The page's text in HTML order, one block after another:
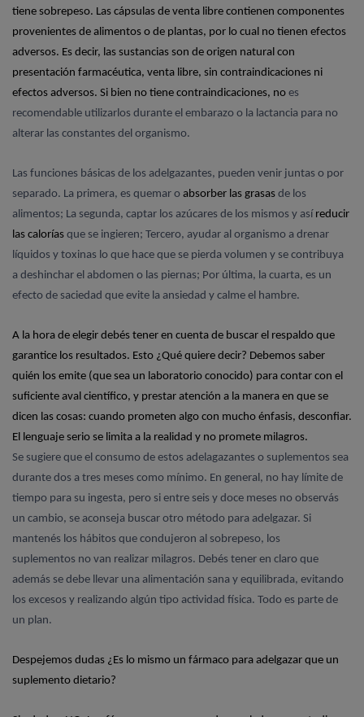
tiene sobrepeso. Las cápsulas de venta libre contienen componentes
provenientes de alimentos o de plantas, por lo cual no tienen efectos
adversos. Es decir, las sustancias son de origen natural con
presentación farmacéutica, venta libre, sin contraindicaciones ni
efectos adversos. Si bien no tiene contraindicaciones, no es
recomendable utilizarlos durante el embarazo o la lactancia para no
alterar las constantes del organismo.
Las funciones básicas de los adelgazantes, pueden venir juntas o por
separado. La primera, es quemar o absorber las grasas de los
alimentos; La segunda, captar los azúcares de los mismos y así reducir
las calorías que se ingieren; Tercero, ayudar al organismo a drenar
líquidos y toxinas lo que hace que se pierda volumen y se contribuya
a deshinchar el abdomen o las piernas; Por última, la cuarta, es un
efecto de saciedad que evite la ansiedad y calme el hambre.
A la hora de elegir debés tener en cuenta de buscar el respaldo que
garantice los resultados. Esto ¿Qué quiere decir? Debemos saber
quién los emite (que sea un laboratorio conocido) para contar con el
suficiente aval científico, y prestar atención a la manera en que se
dicen las cosas: cuando prometen algo con mucho énfasis, desconfiar.
El lenguaje serio se limita a la realidad y no promete milagros.
Se sugiere que el consumo de estos adelagazantes o suplementos sea
durante dos a tres meses como mínimo. En general, no hay límite de
tiempo para su ingesta, pero si entre seis y doce meses no observás
un cambio, se aconseja buscar otro método para adelgazar. Si
mantenés los hábitos que condujeron al sobrepeso, los
suplementos no van realizar milagros. Debés tener en claro que
además se debe llevar una alimentación sana y equilibrada, evitando
los excesos y realizando algún tipo actividad física. Todo es parte de
un plan.
Despejemos dudas ¿Es lo mismo un fármaco para adelgazar que un
suplemento dietario?